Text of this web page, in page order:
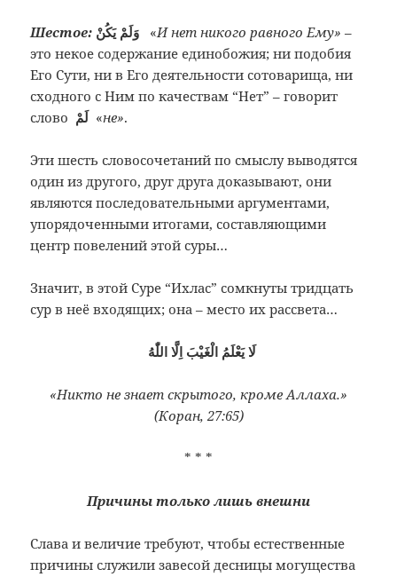
Шестое: وَلَمْ يَكُنْ «И нет никого равного Ему»–
это некое содержание единобожия; ни подобия
Его Сути, ни в Его деятельности сотоварища, ни
сходного с Ним по качествам “Нет” – говорит
слово
«не».
Эти шесть словосочетаний по смыслу выводятся
один из другого, друг друга доказывают, они
являются последовательными аргументами,
упорядоченными итогами, составляющими
центр повелений этой суры…
Значит, в этой Суре “Ихлас” сомкнуты тридцать
сур в неё входящих; она – место их рассвета…
لَا يَعْلَمُ الْغَيْبَ اِلَّا اللّٰهُ
«Никто не знает скрытого, кроме Аллаха.»
(Коран, 27:65)
* * *
Причины только лишь внешни
Слава и величие требуют, чтобы естественные
причины служили завесой десницы могущества